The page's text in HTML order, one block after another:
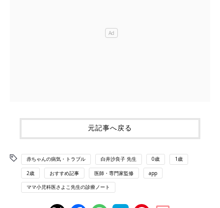
元記事へ戻る
赤ちゃんの病気・トラブル 白井沙良子 先生 0歳 1歳
2歳 おすすめ記事 医師・専門家監修 app
ママ小児科医さよこ先生の診療ノート